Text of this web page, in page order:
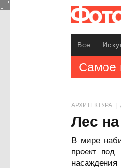
Все
Самое
АРХИТЕКТУРА
Лес
В мире
проект под
насаждения